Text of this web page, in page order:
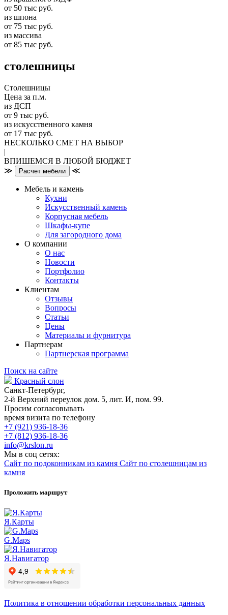
от 50 тыс руб.
из шпона
от 75 тыс руб.
из массива
от 85 тыс руб.
столешницы
Столешницы
Цена за п.м.
из ДСП
от 9 тыс руб.
из искусственного камня
от 17 тыс руб.
НЕСКОЛЬКО СМЕТ НА ВЫБОР
|
ВПИШЕМСЯ В ЛЮБОЙ БЮДЖЕТ
≫
Расчет мебели ≪
Мебель и камень
Кухни
Искусственный камень
Корпусная мебель
Шкафы-купе
Для загородного дома
О компании
О нас
Новости
Портфолио
Контакты
Клиентам
Отзывы
Вопросы
Статьи
Цены
Материалы и фурнитура
Партнерам
Партнерская программа
Поиск на сайте
Красный слон
Санкт-Петербург,
2-й Верхний переулок дом. 5, лит. И, пом. 99.
Просим согласовывать
время визита по телефону
+7 (921) 936-18-36
+7 (812) 936-18-36
info@krslon.ru
Мы в соц сетях:
Сайт по подоконникам из камня Сайт по столешницам из
камня
Проложить маршрут
Я.Карты
G.Maps
Я.Навигатор
Политика в отношении обработки персональных данных